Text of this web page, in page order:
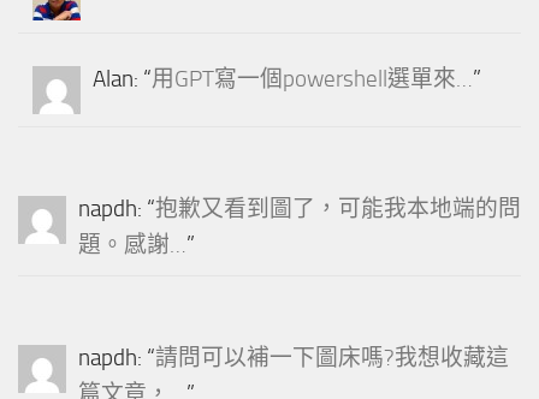
Alan: “用GPT寫一個powershell選單來…”
napdh: “抱歉又看到圖了，可能我本地端的問
題。感謝…”
napdh: “請問可以補一下圖床嗎?我想收藏這